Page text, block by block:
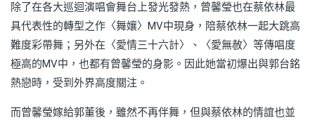
除了在各大巡迴演唱會舞台上發光發熱，曾馨瑩也在蔡依林最
具代表性的轉型之作〈舞孃〉MV中現身，陪蔡依林一起大跳高
難度彩帶舞；另外在〈愛情三十六計〉、〈愛無赦〉等傳唱度
極高的MV中，也都有曾馨瑩的身影。因此她當初爆出與郭台銘
熱戀時，受到外界高度關注。
而曾馨瑩嫁給郭董後，雖然不再伴舞，但與蔡依林的情誼也並